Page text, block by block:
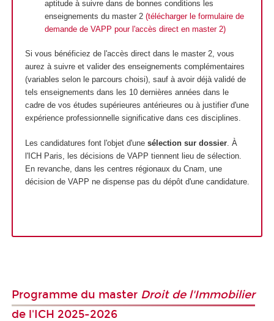
aptitude à suivre dans de bonnes conditions les
enseignements du master 2 (télécharger le formulaire de
demande de VAPP pour l'accès direct en master 2)
Si vous bénéficiez de l'accès direct dans le master 2, vous
aurez à suivre et valider des enseignements complémentaires
(variables selon le parcours choisi), sauf à avoir déjà validé de
tels enseignements dans les 10 dernières années dans le
cadre de vos études supérieures antérieures ou à justifier d'une
expérience professionnelle significative dans ces disciplines.
Les candidatures font l'objet d'une sélection sur dossier. À
l'ICH Paris, les décisions de VAPP tiennent lieu de sélection.
En revanche, dans les centres régionaux du Cnam, une
décision de VAPP ne dispense pas du dépôt d'une candidature.
Programme du master Droit de l'Immobilier
de l'ICH 2025-2026